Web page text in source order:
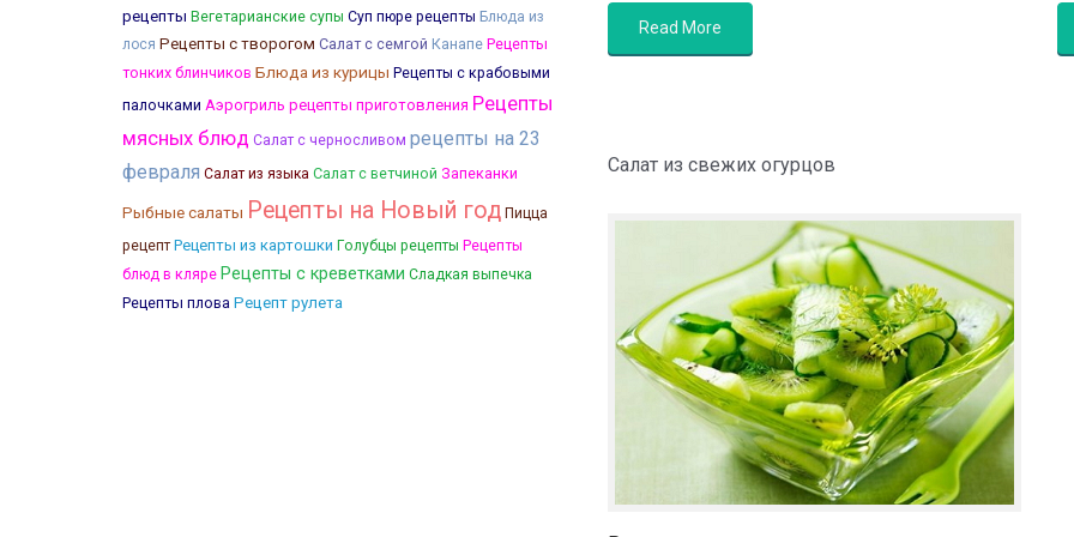
Read More
Салат из свежих огурцов
рецепты Вегетарианские супы Суп пюре рецепты Блюда из
лося Рецепты с творогом Салат с семгой Канапе Рецепты
тонких блинчиков Блюда из курицы Рецепты с крабовыми
палочками Аэрогриль рецепты приготовления Рецепты
мясных блюд Салат с черносливом рецепты на 23
февраля Салат из языка Салат с ветчиной Запеканки
Рыбные салаты Рецепты на Новый год Пицца
рецепт Рецепты из картошки Голубцы рецепты Рецепты
блюд в кляре Рецепты с креветками Сладкая выпечка
Рецепты плова Рецепт рулета